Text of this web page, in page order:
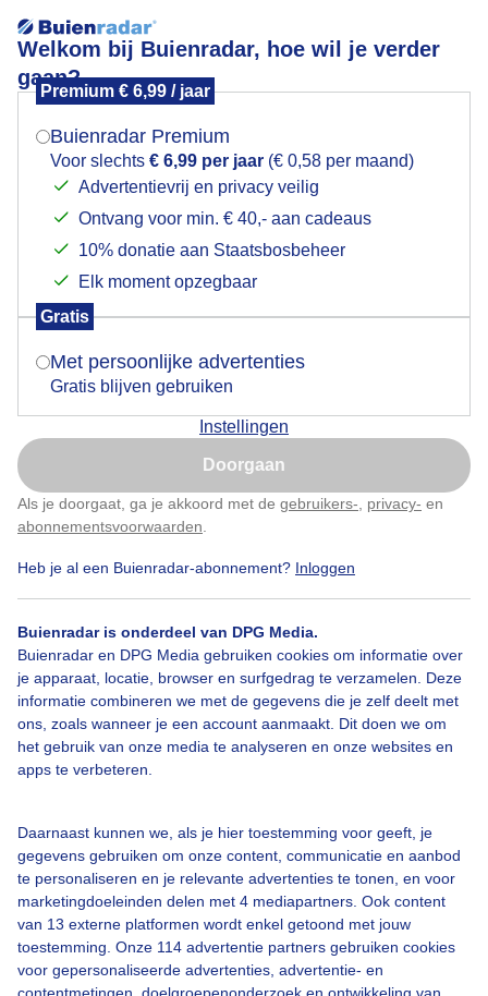
Welkom bij Buienradar, hoe wil je verder
gaan?
Premium € 6,99 / jaar
Buienradar Premium
Voor slechts € 6,99 per jaar (€ 0,58 per maand)
Advertentievrij en privacy veilig
Ontvang voor min. € 40,- aan cadeaus
10% donatie aan Staatsbosbeheer
Elk moment opzegbaar
Gratis
Met persoonlijke advertenties
Gratis blijven gebruiken
Instellingen
Doorgaan
Als je doorgaat, ga je akkoord met de gebruikers- privacy- en
abonnementsvoorwaarden
Heb je al een Buienradar-abonnement? Inloggen
Buienradar is onderdeel van DPG Media.
Buienradar en DPG Media gebruiken cookies om informatie over
je apparaat, locatie, browser en surfgedrag te verzamelen. Deze
informatie combineren we met de gegevens die je zelf deelt met
ons, zoals wanneer je een account aanmaakt. Dit doen we om
het gebruik van onze media te analyseren en onze websites en
apps te verbeteren.
Daarnaast kunnen we, als je hier toestemming voor geeft, je
gegevens gebruiken om onze content, communicatie en aanbod
te personaliseren en je relevante advertenties te tonen, en voor
marketingdoeleinden delen met 4 mediapartners. Ook content
van 13 externe platformen wordt enkel getoond met jouw
toestemming. Onze 114 advertentie partners gebruiken cookies
voor gepersonaliseerde advertenties, advertentie- en
STRAND GEREED voor WARM PINKSTERWEEKEINDE
Op strand Katwijk aan Zee staat alles klaar voor
toeristen Pinkstervakantie, badhokjes, strandstoelen
en windschermen
Door: Johan Westra Gemaakt: 21-05-2026, 137x bekeken
Lente Zomer Zon
Bekijk slideshow
Een moment geduld aub...
Mogen we je locatie gebruiken voor het
Indien je hier nog geen akkoord op hebt gegeven,
verschijnt er zo een pop-up uit je browser waarin
Is goed, toon de popup
Nu niet, misschien later
Klik hierom dit aan te passen